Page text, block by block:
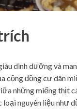
dinh dưỡng và
cộng đồng cư dân
những miếng thịt
loại nguyên liệu như